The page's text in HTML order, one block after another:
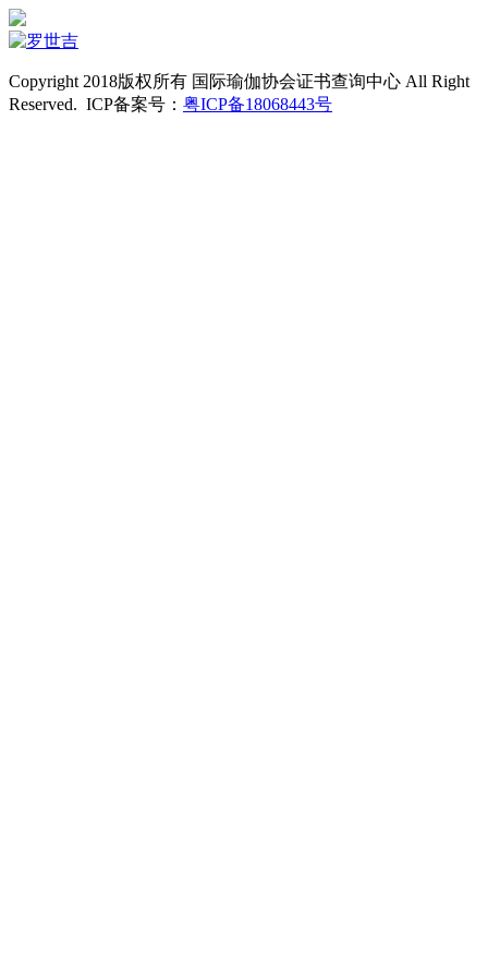
Copyright 2018版权所有 国际瑜伽协会证书查询中心 All Right
Reserved. ICP备案号： 粤ICP备18068443号